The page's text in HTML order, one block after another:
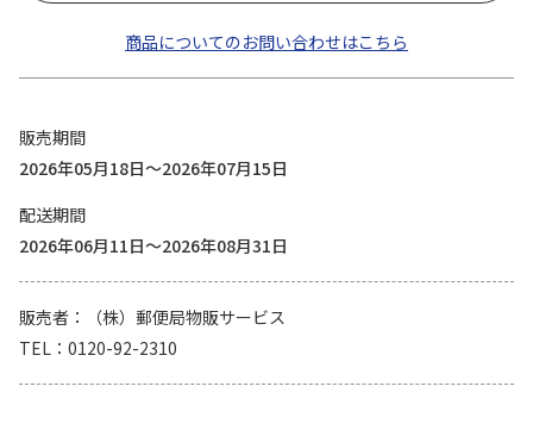
商品についてのお問い合わせはこちら
販売期間
2026年05月18日～2026年07月15日
配送期間
2026年06月11日～2026年08月31日
販売者
（株）郵便局物販サービス
TEL
0120-92-2310